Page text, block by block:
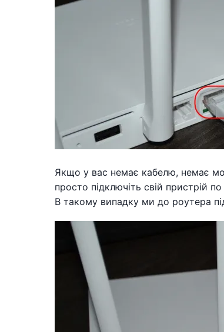
Якщо у вас немає кабелю, немає
просто підключіть свій пристрій
В такому випадку ми до роутера